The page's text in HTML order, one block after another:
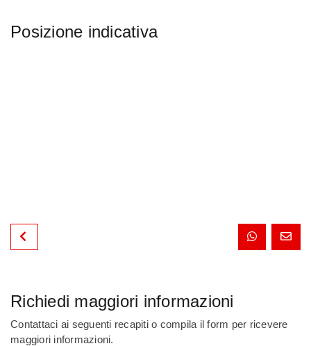
Posizione indicativa
Richiedi maggiori informazioni
Contattaci ai seguenti recapiti o compila il form per ricevere
maggiori informazioni.